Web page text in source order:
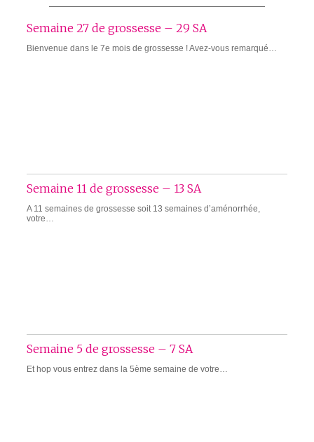
Semaine 27 de grossesse – 29 SA
Bienvenue dans le 7e mois de grossesse ! Avez-vous remarqué…
Semaine 11 de grossesse – 13 SA
A 11 semaines de grossesse soit 13 semaines d’aménorrhée,
votre…
Semaine 5 de grossesse – 7 SA
Et hop vous entrez dans la 5ème semaine de votre…